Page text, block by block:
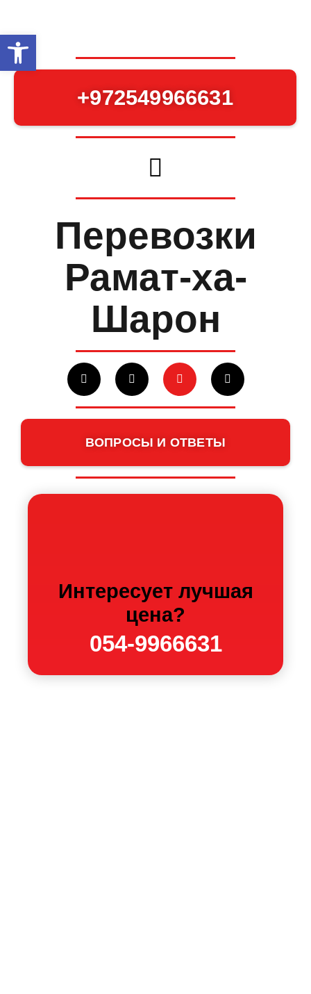
+972549966631
Перевозки
Рамат-ха-
Шарон
ВОПРОСЫ И ОТВЕТЫ
Интересует лучшая
цена?
054-9966631
Открыть панель инструментов